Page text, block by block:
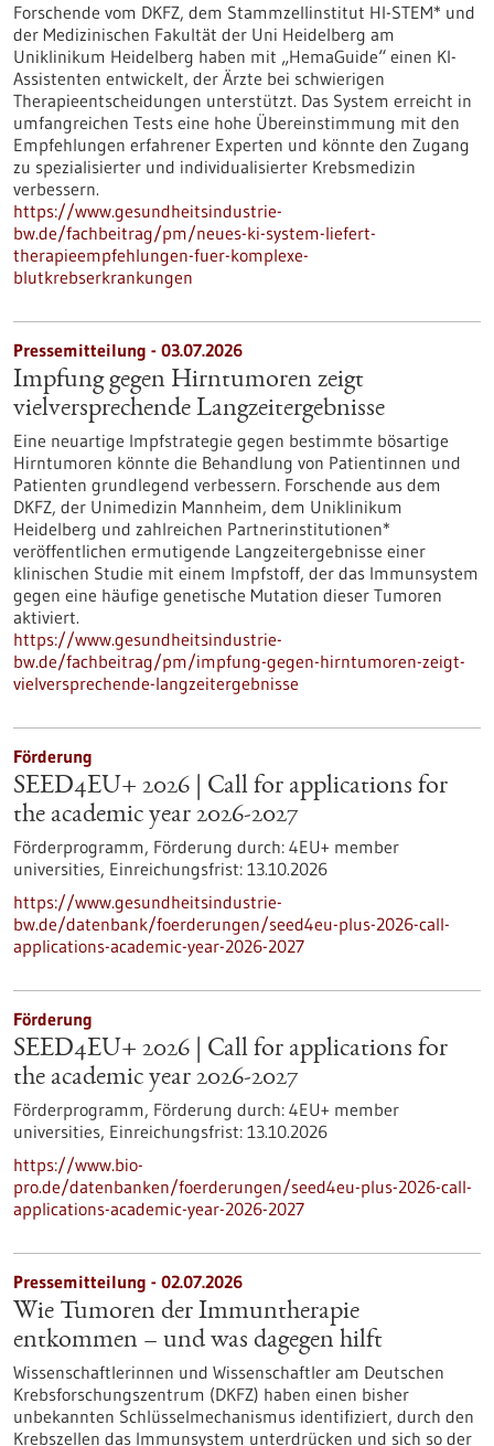
Forschende vom DKFZ, dem Stammzellinstitut HI-STEM* und
der Medizinischen Fakultät der Uni Heidelberg am
Uniklinikum Heidelberg haben mit „HemaGuide“ einen KI-
Assistenten entwickelt, der Ärzte bei schwierigen
Therapieentscheidungen unterstützt. Das System erreicht in
umfangreichen Tests eine hohe Übereinstimmung mit den
Empfehlungen erfahrener Experten und könnte den Zugang
zu spezialisierter und individualisierter Krebsmedizin
verbessern.
https://www.gesundheitsindustrie-
bw.de/fachbeitrag/pm/neues-ki-system-liefert-
therapieempfehlungen-fuer-komplexe-
blutkrebserkrankungen
Pressemitteilung - 03.07.2026
Impfung gegen Hirntumoren zeigt
vielversprechende Langzeitergebnisse
Eine neuartige Impfstrategie gegen bestimmte bösartige
Hirntumoren könnte die Behandlung von Patientinnen und
Patienten grundlegend verbessern. Forschende aus dem
DKFZ, der Unimedizin Mannheim, dem Uniklinikum
Heidelberg und zahlreichen Partnerinstitutionen*
veröffentlichen ermutigende Langzeitergebnisse einer
klinischen Studie mit einem Impfstoff, der das Immunsystem
gegen eine häufige genetische Mutation dieser Tumoren
aktiviert.
https://www.gesundheitsindustrie-
bw.de/fachbeitrag/pm/impfung-gegen-hirntumoren-zeigt-
vielversprechende-langzeitergebnisse
Förderung
SEED4EU+ 2026 | Call for applications for
the academic year 2026-2027
Förderprogramm, Förderung durch: 4EU+ member
universities, Einreichungsfrist: 13.10.2026
https://www.gesundheitsindustrie-
bw.de/datenbank/foerderungen/seed4eu-plus-2026-call-
applications-academic-year-2026-2027
Förderung
SEED4EU+ 2026 | Call for applications for
the academic year 2026-2027
Förderprogramm, Förderung durch: 4EU+ member
universities, Einreichungsfrist: 13.10.2026
https://www.bio-
pro.de/datenbanken/foerderungen/seed4eu-plus-2026-call-
applications-academic-year-2026-2027
Pressemitteilung - 02.07.2026
Wie Tumoren der Immuntherapie
entkommen – und was dagegen hilft
Wissenschaftlerinnen und Wissenschaftler am Deutschen
Krebsforschungszentrum (DKFZ) haben einen bisher
unbekannten Schlüsselmechanismus identifiziert, durch den
Krebszellen das Immunsystem unterdrücken und sich so der